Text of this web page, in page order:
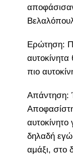
Ερώτηση:
πιο
Απάντηση:
δηλαδή εγώ
αμάξι, στο